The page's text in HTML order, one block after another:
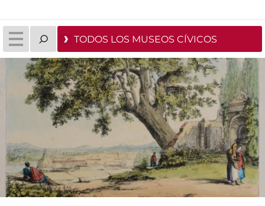
TODOS LOS MUSEOS CÍVICOS